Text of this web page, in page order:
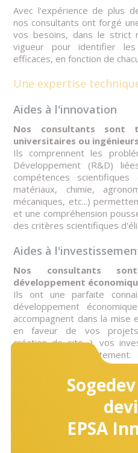
Avec l'expérience de plus
nos consultants ont forgé
vos besoins, dans le strict
vigueur pour identifier
efficaces, en fonction de
Une expertise
Aides à l'innovation
Nos consultants sont
universitaires ou
Ils comprennent les
Développement (R&D)
compétences scientifiques
matériaux, chimie,
mécaniques, etc...)
et une compréhension
des critères scientifiques
Aides à
Nos consultants
développement
Ils ont une parfaite
développement
accompagnent dans la mise
en faveur de vos projets
création de site…), vos
vos projets de recrutement.
Aides au
Nos consultants
développement
Ils analysent votre
fonction de vos objectifs
EPSA